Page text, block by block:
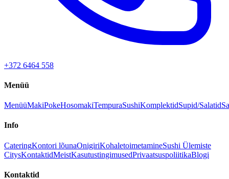
+372 6464 558
Menüü
MenüüMakiPokeHosomakiTempuraSushiKomplektidSupid/Salatid
Info
CateringKontori lõunaOnigiriKohaletoimetamineSushi Ülemiste
CitysKontaktidMeistKasutustingimusedPrivaatsuspoliitikaBlogi
Kontaktid